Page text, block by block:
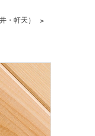
・軒天）